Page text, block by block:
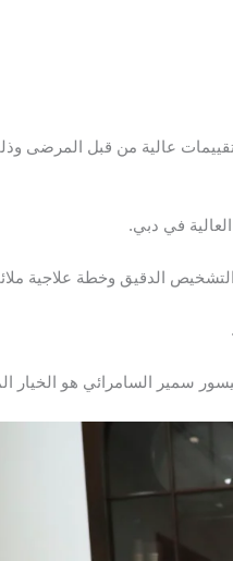
عالية من قبل المرضى
في دبي.
الدقيق وخطة علاجية
سمير السامرائي هو الخيار